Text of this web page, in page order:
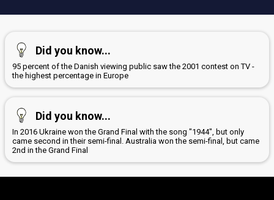
Did you know...
95 percent of the Danish viewing public saw the 2001 contest on TV -
the highest percentage in Europe
Did you know...
In 2016 Ukraine won the Grand Final with the song "1944", but only
came second in their semi-final. Australia won the semi-final, but came
2nd in the Grand Final